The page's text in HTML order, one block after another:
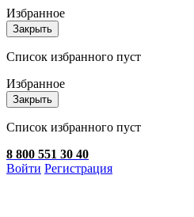
Избранное
Закрыть
Список избранного пуст
Избранное
Закрыть
Список избранного пуст
8 800 551 30 40
Войти Регистрация